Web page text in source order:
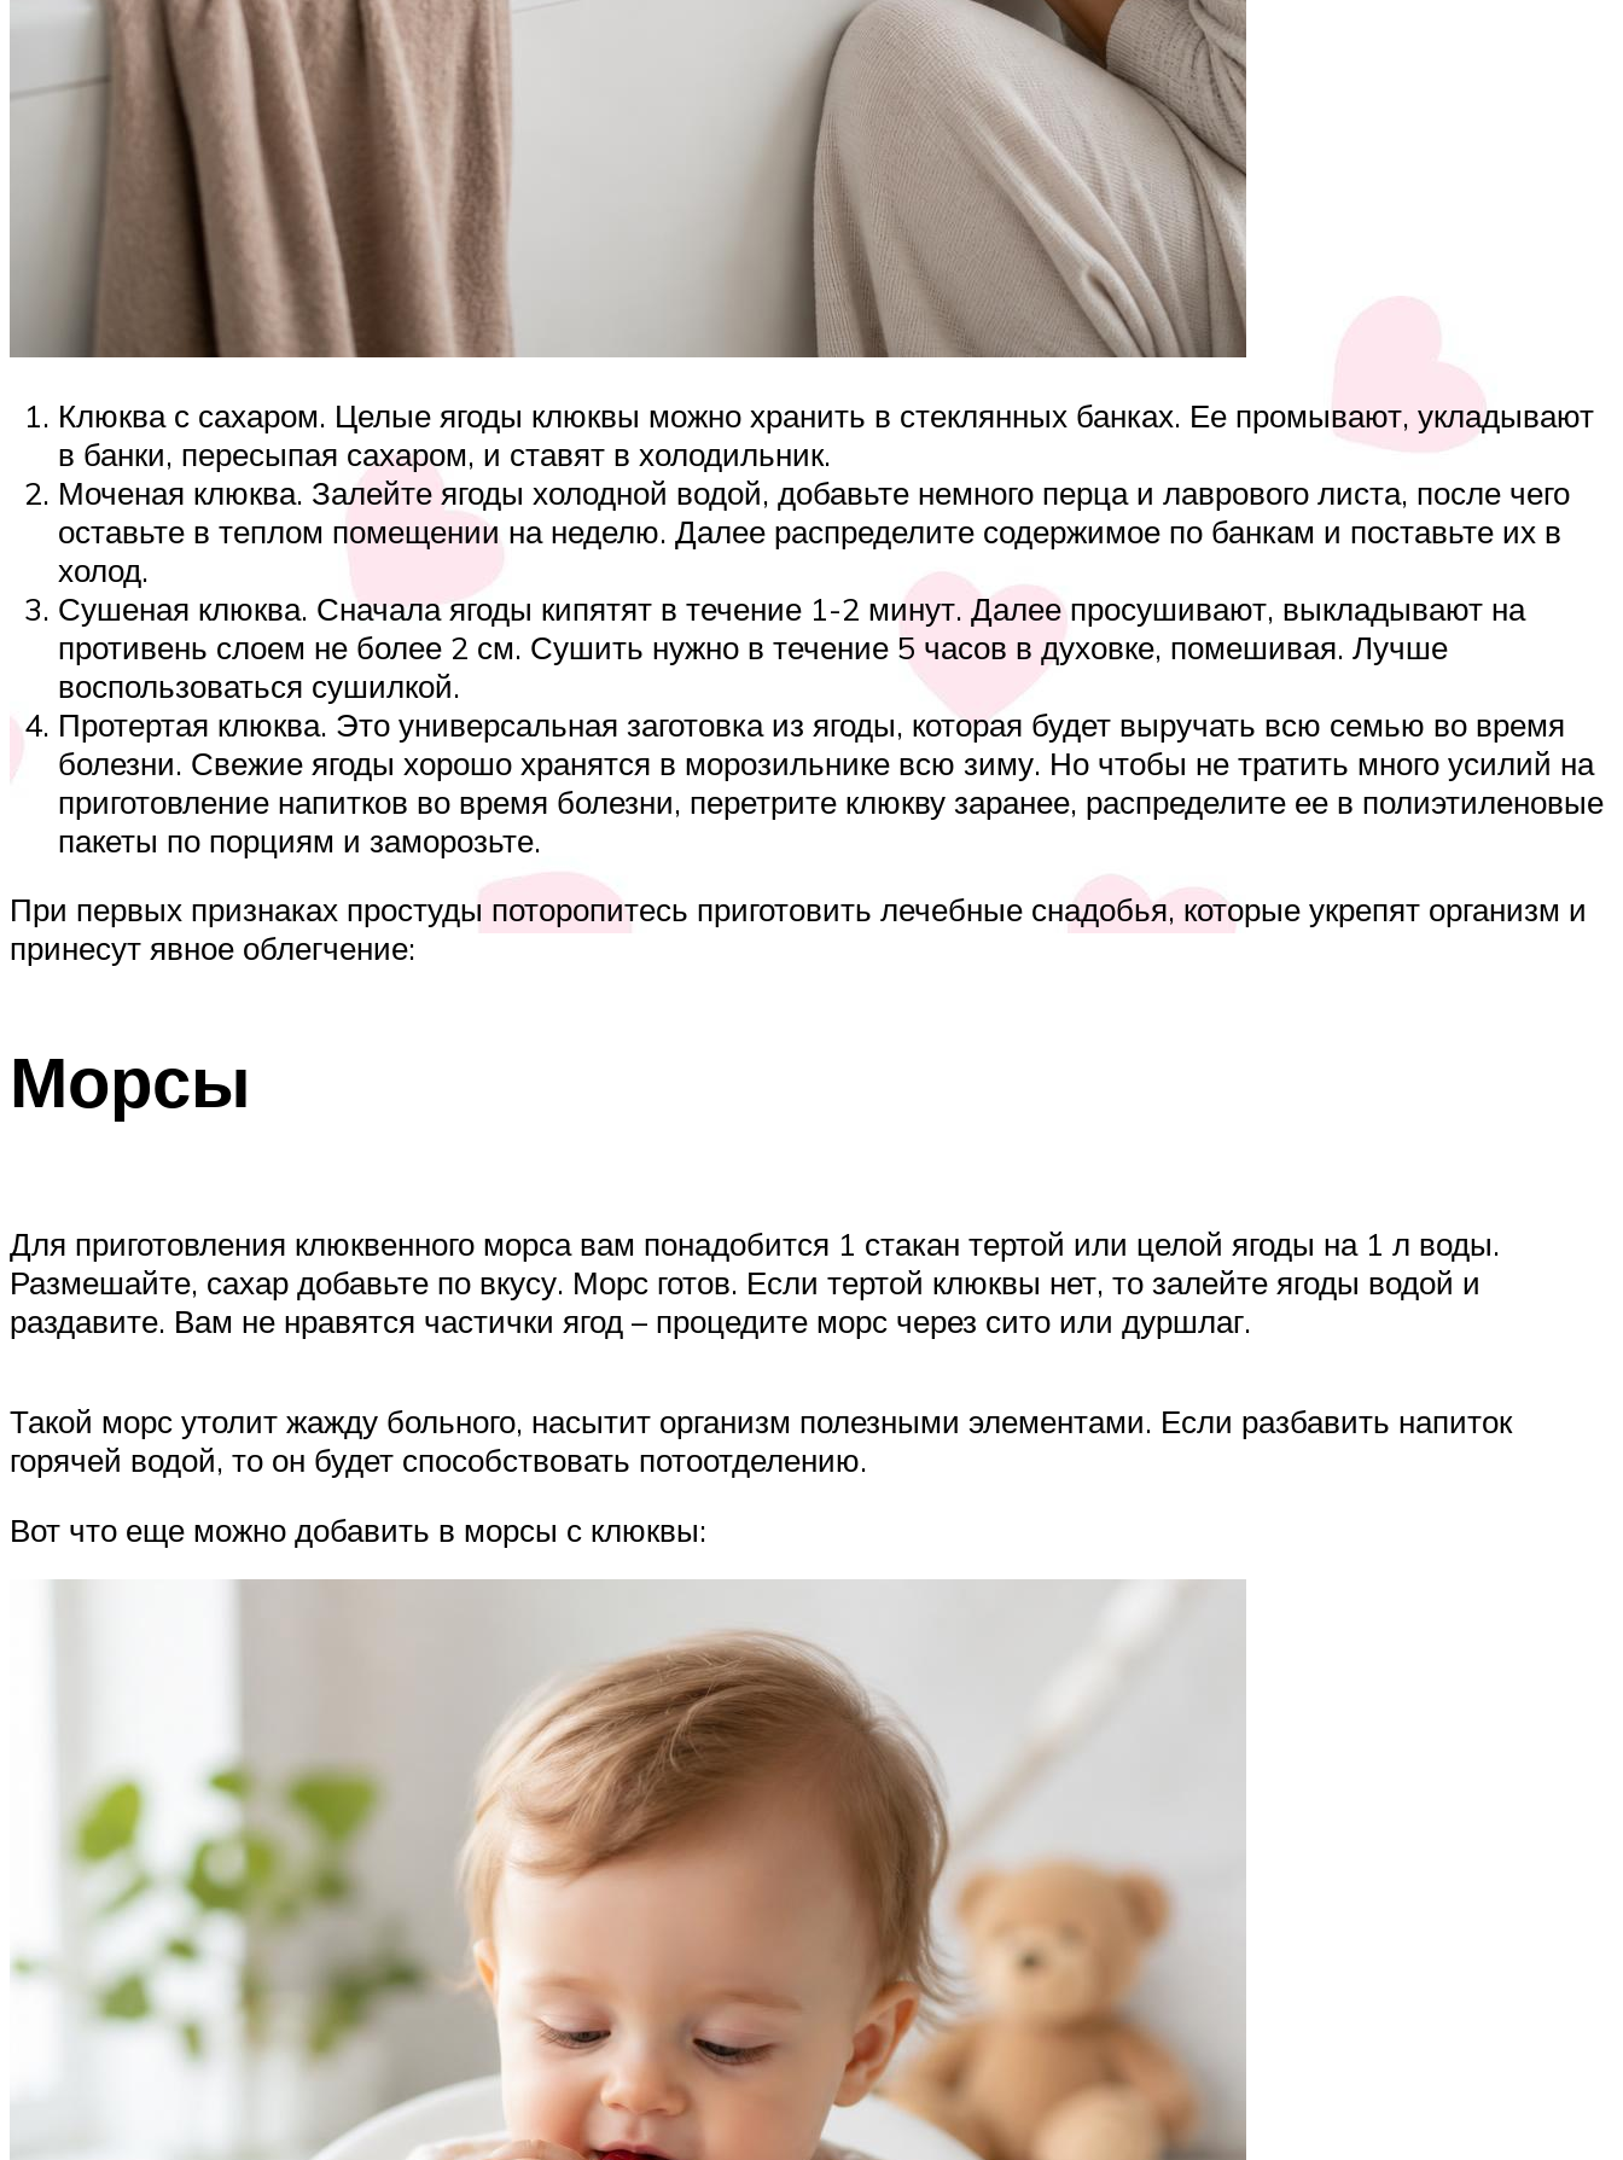
Клюква с сахаром. Целые ягоды клюквы можно хранить в стеклянных банках. Ее промывают, укладывают
в банки, пересыпая сахаром, и ставят в холодильник.
Моченая клюква. Залейте ягоды холодной водой, добавьте немного перца и лаврового листа, после чего
оставьте в теплом помещении на неделю. Далее распределите содержимое по банкам и поставьте их в
холод.
Сушеная клюква. Сначала ягоды кипятят в течение 1-2 минут. Далее просушивают, выкладывают на
противень слоем не более 2 см. Сушить нужно в течение 5 часов в духовке, помешивая. Лучше
воспользоваться сушилкой.
Протертая клюква. Это универсальная заготовка из ягоды, которая будет выручать всю семью во время
болезни. Свежие ягоды хорошо хранятся в морозильнике всю зиму. Но чтобы не тратить много усилий на
приготовление напитков во время болезни, перетрите клюкву заранее, распределите ее в полиэтиленовые
пакеты по порциям и заморозьте.
При первых признаках простуды поторопитесь приготовить лечебные снадобья, которые укрепят организм и
принесут явное облегчение:
Морсы
Для приготовления клюквенного морса вам понадобится 1 стакан тертой или целой ягоды на 1 л воды.
Размешайте, сахар добавьте по вкусу. Морс готов. Если тертой клюквы нет, то залейте ягоды водой и
раздавите. Вам не нравятся частички ягод – процедите морс через сито или дуршлаг.
Такой морс утолит жажду больного, насытит организм полезными элементами. Если разбавить напиток
горячей водой, то он будет способствовать потоотделению.
Вот что еще можно добавить в морсы с клюквы: